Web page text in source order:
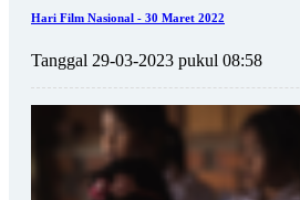
Hari Film Nasional - 30 Maret 2022
Tanggal 29-03-2023 pukul 08:58